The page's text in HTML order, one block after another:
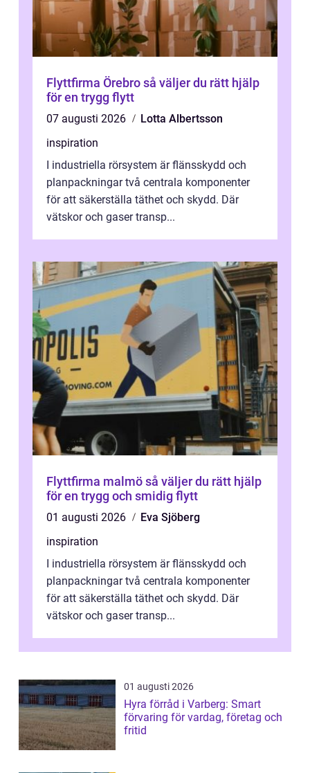
Flyttfirma Örebro så väljer du rätt hjälp
för en trygg flytt
07 augusti 2026
Lotta Albertsson
inspiration
I industriella rörsystem är flänsskydd och
planpackningar två centrala komponenter
för att säkerställa täthet och skydd. Där
vätskor och gaser transp...
Flyttfirma malmö så väljer du rätt hjälp
för en trygg och smidig flytt
01 augusti 2026
Eva Sjöberg
inspiration
I industriella rörsystem är flänsskydd och
planpackningar två centrala komponenter
för att säkerställa täthet och skydd. Där
vätskor och gaser transp...
01 augusti 2026
Hyra förråd i Varberg: Smart
förvaring för vardag, företag och
fritid